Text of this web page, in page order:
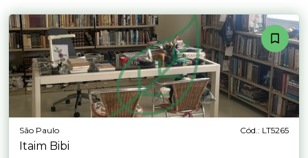
São Paulo Cód.: LT5265
Itaim Bibi